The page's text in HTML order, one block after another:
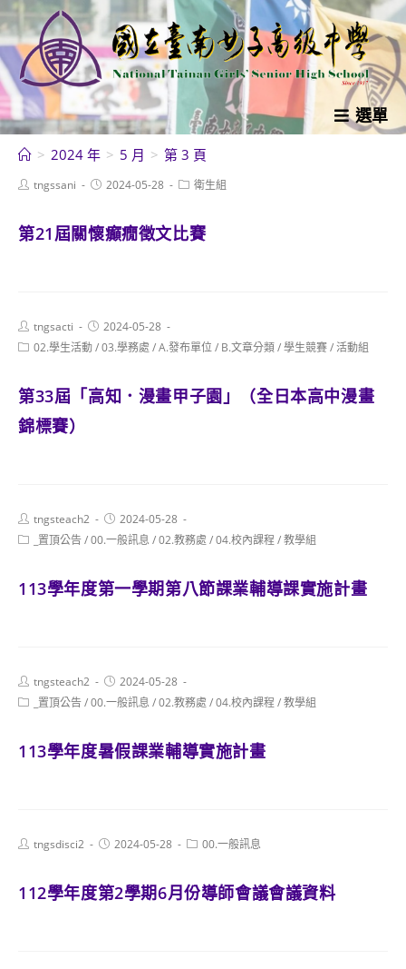
跳
轉
至
主
要
內
選單
> 2024 年 > 5 月 > 第 3 頁
Posttngssani
Post2024-05-28
Post衛生組
第21屆關懷癲癇徵文比賽
Post
author:
tngsacti
Post
published:
2024-05-28
Post02.學生活動/03.學務處 /A.發布單位/ B.文章分類/學生競賽/活動組
第33屆「高知．漫畫甲子園」（全日本高中漫畫
錦標賽）
Post
author:
tngsteach2
Post
published:
2024-05-28
Post _置頂公告/00.一般訊息 /02.教務處 /04.校內課程 /教學組
113學年度第一學期第八節課業輔導課實施計畫
Post
author:
tngsteach2
Post
published:
2024-05-28
Post _置頂公告/00.一般訊息 /02.教務處 /04.校內課程 /教學組
113學年度暑假課業輔導實施計畫
Posttngsdisci2
Post2024-05-28
Post00.一般訊息
112學年度第2學期6月份導師會議會議資料